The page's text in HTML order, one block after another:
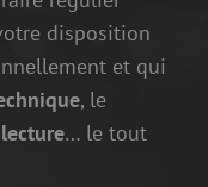
disposition
et qui
, le
lecture… le tout